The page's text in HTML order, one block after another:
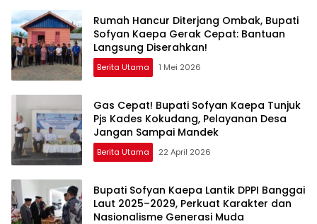
Rumah Hancur Diterjang Ombak, Bupati
Sofyan Kaepa Gerak Cepat: Bantuan
Langsung Diserahkan!
Berita Utama 1 Mei 2026
Gas Cepat! Bupati Sofyan Kaepa Tunjuk
Pjs Kades Kokudang, Pelayanan Desa
Jangan Sampai Mandek
Berita Utama 22 April 2026
Bupati Sofyan Kaepa Lantik DPPI Banggai
Laut 2025–2029, Perkuat Karakter dan
Nasionalisme Generasi Muda